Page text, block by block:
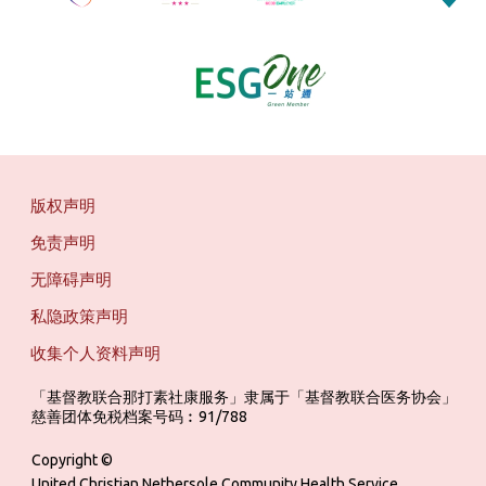
版权声明
免责声明
无障碍声明
私隐政策声明
收集个人资料声明
「基督教联合那打素社康服务」隶属于「基督教联合医务协会」
慈善团体免税档案号码︰91/788
Copyright ©